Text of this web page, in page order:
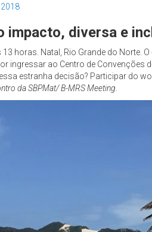
impacto, diversa e
horas. Natal, Rio Grande do Norte.
ingressar ao Centro de
estranha decisão? Participar do
da SBPMat/ B-MRS Meeting